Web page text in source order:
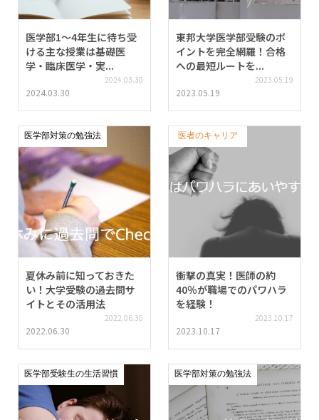
医学部1～4年生に待ち受
ける主な授業は基礎医
学・臨床医学・実...
2024.03.30
2024.03.30
東邦大学医学部受験のポ
イントを完全網羅！合格
への最短ルートを...
2023.05.19
2023.05.19
医学部対策の勉強法
夏休み前に知っておきた
い！大学受験の過去問サ
イトとその活用法
2022.06.30
2022.06.30
医者のキャリア
衝撃の真実！医師の約
40％が職場でのパワハラ
を経験！
2023.10.17
2023.10.17
医学部受験生の生活習慣 医学部対策の勉強法